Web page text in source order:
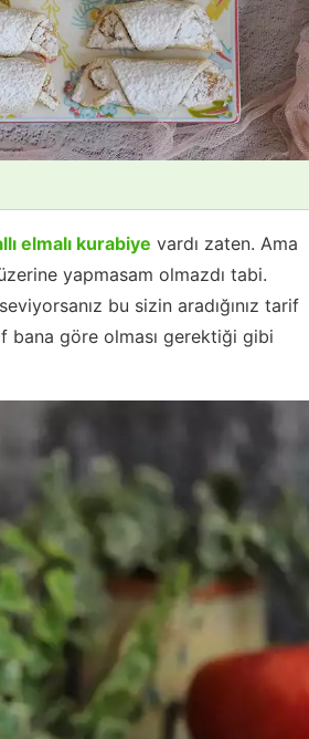
elmalı kurabiye vardı zaten. Ama
yapmasam olmazdı tabi.
bu sizin aradığınız tarif
bana göre olması gerektiği gibi